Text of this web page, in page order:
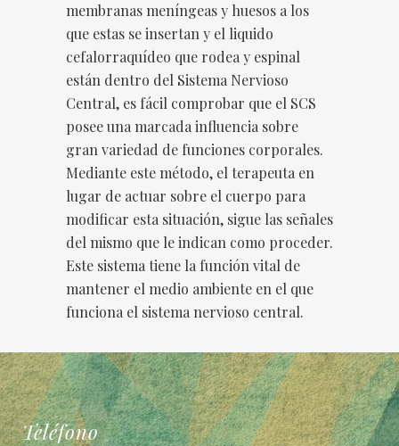
membranas meníngeas y huesos a los
que estas se insertan y el liquido
cefalorraquídeo que rodea y espinal
están dentro del Sistema Nervioso
Central, es fácil comprobar que el SCS
posee una marcada influencia sobre
gran variedad de funciones corporales.
Mediante este método, el terapeuta en
lugar de actuar sobre el cuerpo para
modificar esta situación, sigue las señales
del mismo que le indican como proceder.
Este sistema tiene la función vital de
mantener el medio ambiente en el que
funciona el sistema nervioso central.
Teléfono